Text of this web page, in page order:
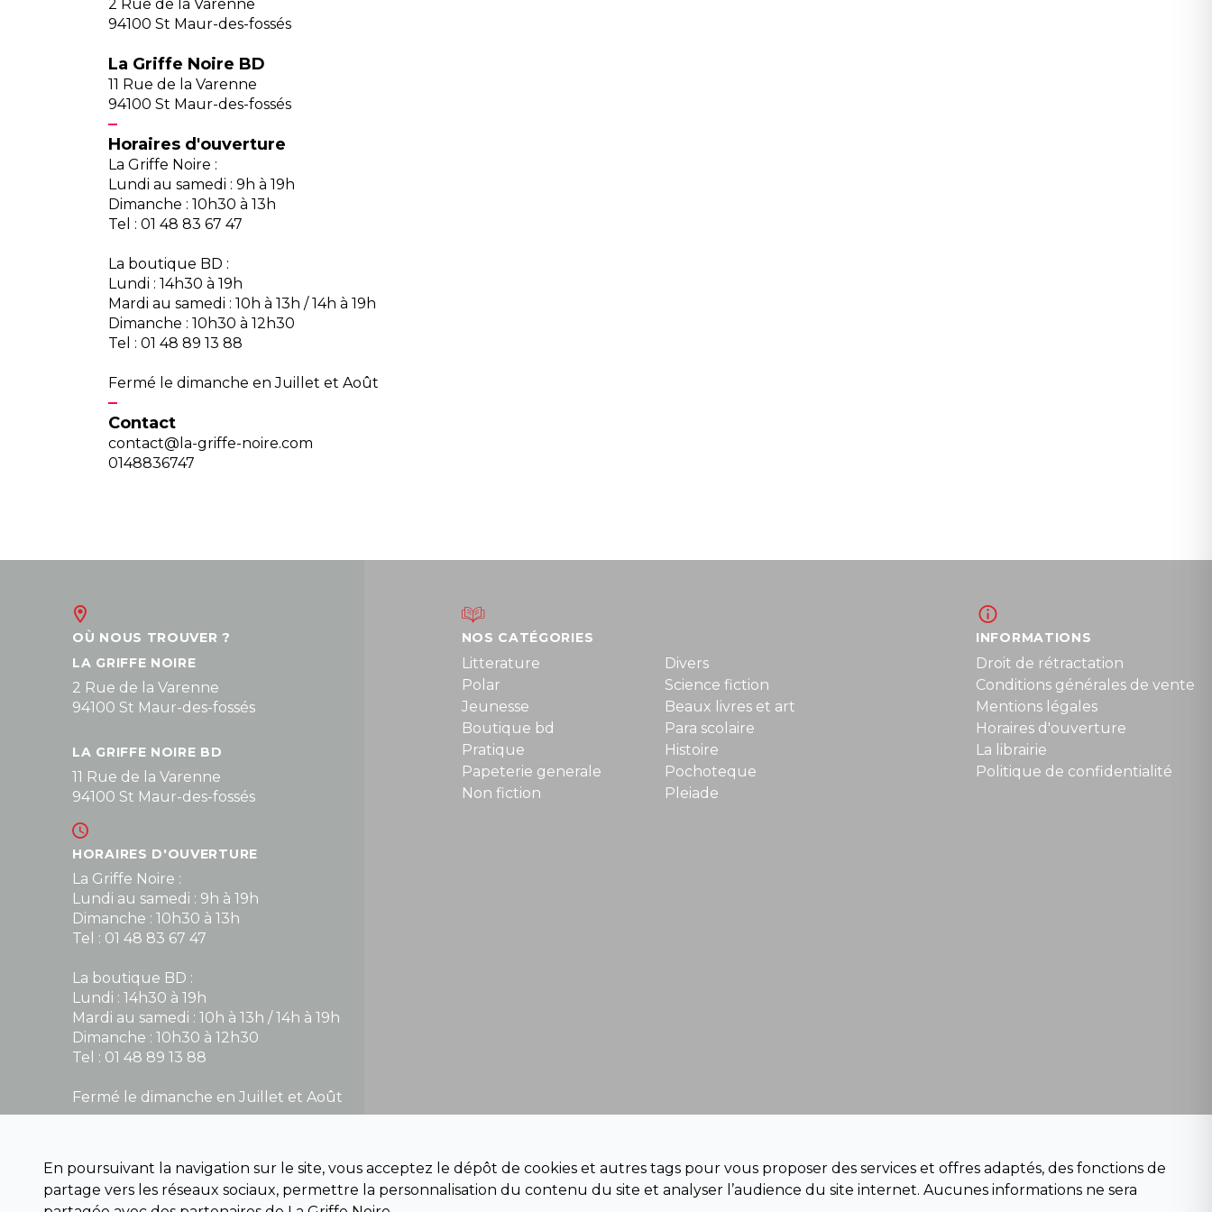
2 Rue de la Varenne
94100 St Maur-des-fossés
La Griffe Noire BD
11 Rue de la Varenne
94100 St Maur-des-fossés
Horaires d'ouverture
La Griffe Noire :
Lundi au samedi : 9h à 19h
Dimanche : 10h30 à 13h
Tel : 01 48 83 67 47
La boutique BD :
Lundi : 14h30 à 19h
Mardi au samedi : 10h à 13h / 14h à 19h
Dimanche : 10h30 à 12h30
Tel : 01 48 89 13 88
Fermé le dimanche en Juillet et Août
Contact
contact@la-griffe-noire.com
0148836747
OÙ NOUS TROUVER ?
LA GRIFFE NOIRE
2 Rue de la Varenne
94100 St Maur-des-fossés
LA GRIFFE NOIRE BD
11 Rue de la Varenne
94100 St Maur-des-fossés
HORAIRES D'OUVERTURE
La Griffe Noire :
Lundi au samedi : 9h à 19h
Dimanche : 10h30 à 13h
Tel : 01 48 83 67 47
La boutique BD :
Lundi : 14h30 à 19h
Mardi au samedi : 10h à 13h / 14h à 19h
Dimanche : 10h30 à 12h30
Tel : 01 48 89 13 88
Fermé le dimanche en Juillet et Août
contact@la-griffe-noire.com
NOS CATÉGORIES
Litterature
Polar
Jeunesse
Boutique bd
Pratique
Papeterie generale
Non fiction
Divers
Science fiction
Beaux livres et art
Para scolaire
Histoire
Pochoteque
Pleiade
INFORMATIONS
Droit de rétractation
Conditions générales de vente
Mentions légales
Horaires d'ouverture
La librairie
Politique de confidentialité
En poursuivant la navigation sur le site, vous acceptez le dépôt de cookies et autres tags pour vous proposer des services et offres adaptés, des fonctions de
partage vers les réseaux sociaux, permettre la personnalisation du contenu du site et analyser l’audience du site internet. Aucunes informations ne sera